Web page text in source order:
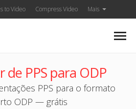
to Video Compress Video Mais
de PPS para ODP
PPS para o formato
ODP — grátis